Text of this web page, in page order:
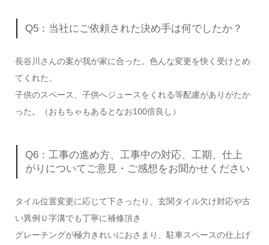
Q5：当社にご依頼された決め手は何でしたか？
長谷川さんの案が我が家に合った。色んな変更を快く受けとめ
てくれた。
子供のスペース、子供へジュースをくれる等配慮がありがたか
った。（おもちゃもあるとなお100倍良し）
Q6：工事の進め方、工事中の対応、工期、仕上
がりについてご意見・ご感想をお聞かせください
タイル位置変更に応じて下さったり、玄関タイル欠け対応や古
い異例Ｕ字溝でも丁寧に補修頂き
グレーチングが極力きれいにおさまり、駐車スペースの仕上げ